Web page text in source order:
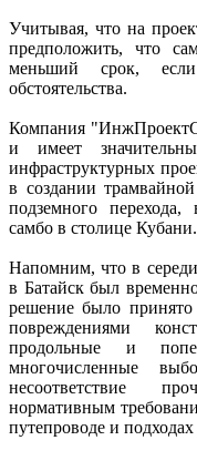
Учитывая, что на
предположить, что
меньший срок,
обстоятельства.
Компания
и имеет
инфраструктурных
в создании
подземного
самбо в столице Кубани.
Напомним, что в
в Батайск был
решение было
повреждениями
продольные и
многочисленные
несоответствие
нормативным
путепроводе и